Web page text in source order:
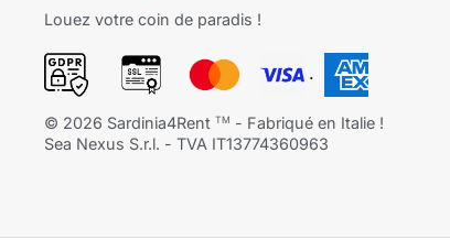
Louez votre coin de paradis !
.
© 2026 Sardinia4Rent TM - Fabriqué en Italie !
Sea Nexus S.r.l. - TVA IT13774360963